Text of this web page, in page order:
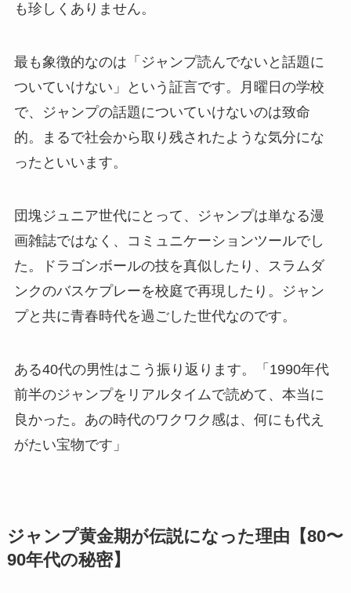
も珍しくありません。
最も象徴的なのは「ジャンプ読んでないと話題に
ついていけない」という証言です。月曜日の学校
で、ジャンプの話題についていけないのは致命
的。まるで社会から取り残されたような気分にな
ったといいます。
団塊ジュニア世代にとって、ジャンプは単なる漫
画雑誌ではなく、コミュニケーションツールでし
た。ドラゴンボールの技を真似したり、スラムダ
ンクのバスケプレーを校庭で再現したり。ジャン
プと共に青春時代を過ごした世代なのです。
ある40代の男性はこう振り返ります。「1990年代
前半のジャンプをリアルタイムで読めて、本当に
良かった。あの時代のワクワク感は、何にも代え
がたい宝物です」
ジャンプ黄金期が伝説になった理由【80〜
90年代の秘密】